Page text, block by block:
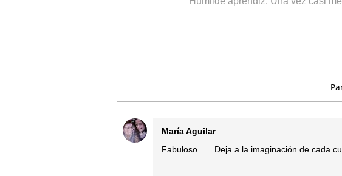
María Aguilar
Fabuloso...... Deja a la imaginación de cada